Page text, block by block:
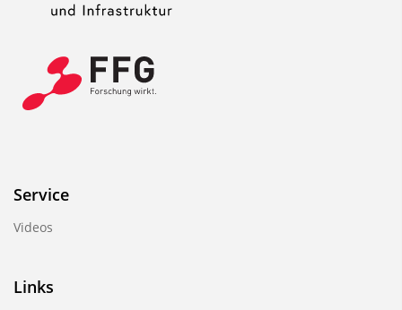
Service
Videos
Links